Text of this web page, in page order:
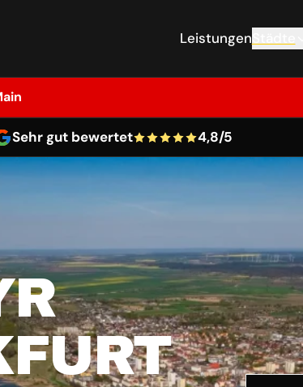
Leistungen
Sehr gut bewertet 4,8/5